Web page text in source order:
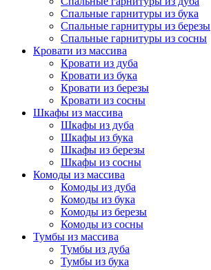
Спальные гарнитуры из бука
Спальные гарнитуры из березы
Спальные гарнитуры из сосны
Кровати из массива
Кровати из дуба
Кровати из бука
Кровати из березы
Кровати из сосны
Шкафы из массива
Шкафы из дуба
Шкафы из бука
Шкафы из березы
Шкафы из сосны
Комоды из массива
Комоды из дуба
Комоды из бука
Комоды из березы
Комоды из сосны
Тумбы из массива
Тумбы из дуба
Тумбы из бука